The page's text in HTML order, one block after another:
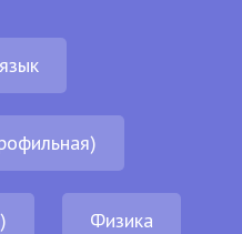
Физика